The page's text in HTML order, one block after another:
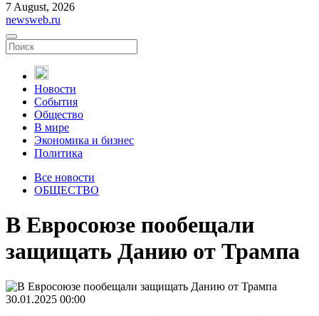
7 August, 2026
newsweb.ru
Новости
События
Общество
В мире
Экономика и бизнес
Политика
Все новости
ОБЩЕСТВО
В Евросоюзе пообещали
защищать Данию от Трампа
30.01.2025 00:00